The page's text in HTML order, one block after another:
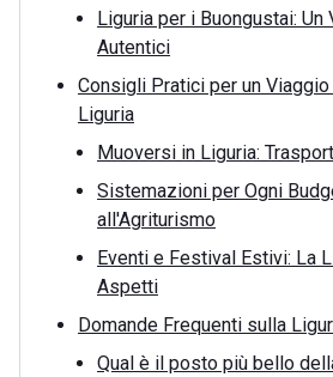
Liguria per i Buongustai:
Autentici
Consigli Pratici per un
Liguria
Muoversi in Liguria:
Sistemazioni per Ogni
all'Agriturismo
Eventi e Festival Estivi: La
Aspetti
Domande Frequenti sulla
Qual è il posto più bello